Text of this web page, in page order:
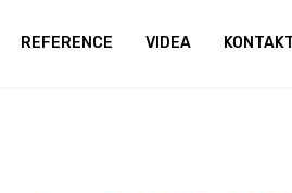
REFERENCE VIDEA